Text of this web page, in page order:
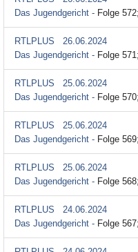
Das Jugendgericht - Folge
RTLPLUS
26.06.2024
Das Jugendgericht - Folge
RTLPLUS
25.06.2024
Das Jugendgericht - Folge
RTLPLUS
25.06.2024
Das Jugendgericht - Folge
RTLPLUS
25.06.2024
Das Jugendgericht - Folge
RTLPLUS
24.06.2024
Das Jugendgericht - Folge